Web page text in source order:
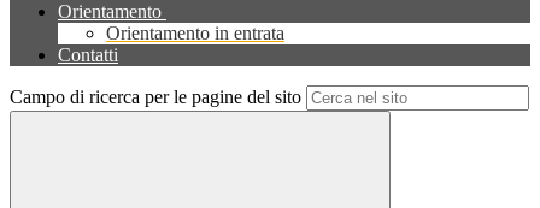
Orientamento
Orientamento in entrata
Contatti
Campo di ricerca per le pagine del sito